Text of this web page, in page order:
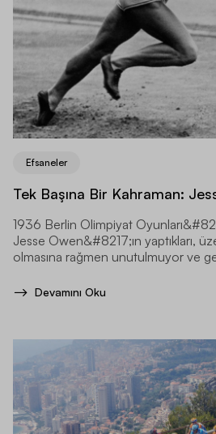
Efsaneler
Tek Başına Bir Kahraman:
1936 Berlin Olimpiyat
Jesse Owen&#8217;ın yaptıkları,
olmasına rağmen unutulmuyor ve
Devamını Oku